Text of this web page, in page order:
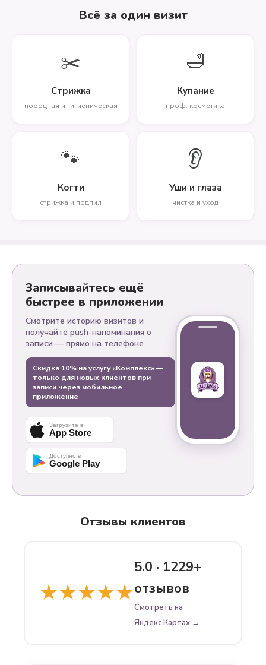
Всё за один визит
✂️
Стрижка
породная и гигиеническая
🛁
Купание
проф. косметика
🐾
Когти
стрижка и подпил
👂
Уши и глаза
чистка и уход
Записывайтесь ещё
быстрее в приложении
Смотрите историю визитов и
получайте push-напоминания о
записи — прямо на телефоне
Скидка 10% на услугу «Комплекс» —
только для новых клиентов при
записи через мобильное
приложение
Загрузите в
App Store
Доступно в
Google Play
Отзывы клиентов
★★★★★
5.0 · 1229+
отзывов
Смотреть на
Яндекс.Картах →